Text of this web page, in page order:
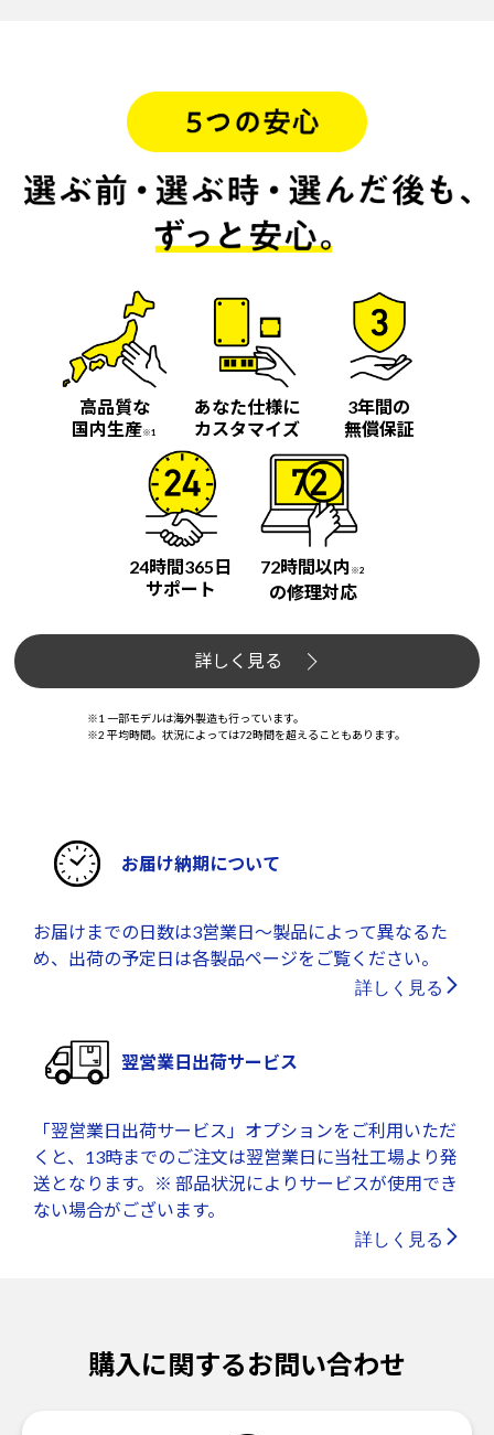
高品質な
国内生産※1
あなた仕様に
カスタマイズ
3年間の
無償保証
24時間365日
サポート
72時間以内 ※2
の修理対応
詳しく見る
※1 一部モデルは海外製造も行っています。
※2 平均時間。状況によっては72時間を超えることもあります。
お届け納期について
お届けまでの日数は3営業日～製品によって異なるた
め、出荷の予定日は各製品ページをご覧ください。
詳しく見る
翌営業日出荷サービス
「翌営業日出荷サービス」オプションをご利用いただ
くと、13時までのご注文は翌営業日に当社工場より発
送となります。※ 部品状況によりサービスが使用でき
ない場合がございます。
詳しく見る
購入に関するお問い合わせ